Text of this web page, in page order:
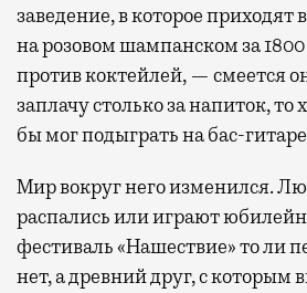
заведение, в которое приходят
на розовом шампанском за
против коктейлей, — смеется
заплачу столько за напиток, то
бы мог подыграть на бас-
Мир вокруг него изменился.
распались или играют
фестиваль «Нашествие» то ли
нет, а древний друг, с которым